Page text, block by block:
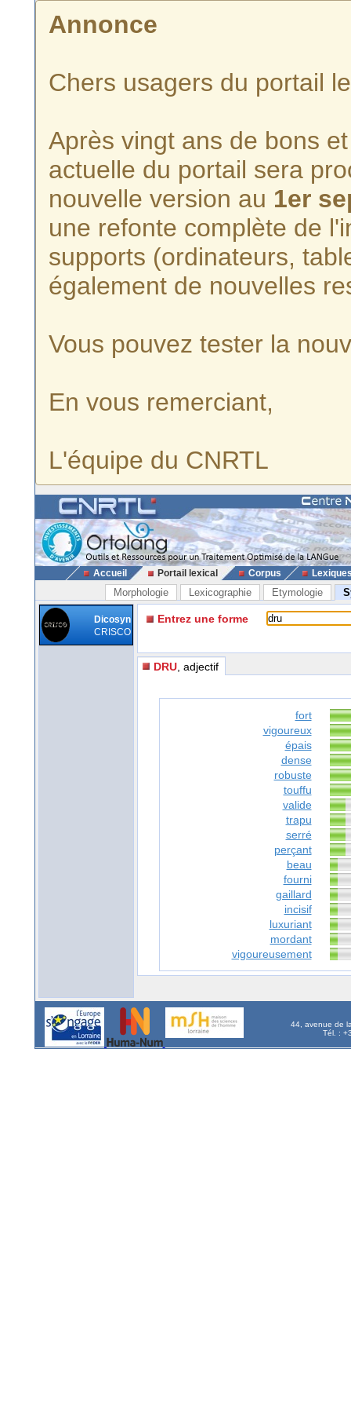
Annonce
Chers usagers du portail
Après vingt ans de bons
actuelle du portail sera
nouvelle version au 1er
une refonte complète de
supports (ordinateurs,
également de nouvelles
Vous pouvez tester la
En vous remerciant,
L'équipe du CNRTL
Accueil Portail lexical Corpus
Morphologie Lexicographie Etymologie
Dicosyn
CRISCO
Entrez une forme
DRU , adjectif
fort
vigoureux
épais
dense
robuste
touffu
valide
trapu
serré
perçant
beau
fourni
gaillard
incisif
luxuriant
mordant
vigoureusement
44, avenue de
Tél. :